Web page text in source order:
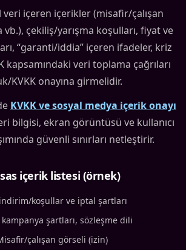
veri içeren içerikler (misafir/çalışan
çekiliş/yarışma koşulları, fiyat ve
“garanti/iddia” içeren ifadeler, kriz
kapsamındaki veri toplama çağrıları
KVKK onayına girmelidir.
KVKK ve sosyal medya içerik onayı
bilgisi, ekran görüntüsü ve kullanıcı
güvenli sınırları netleştirir.
içerik listesi (örnek)
koşullar ve iptal şartları
kampanya şartları, sözleşme dili
çalışan görseli (izin)